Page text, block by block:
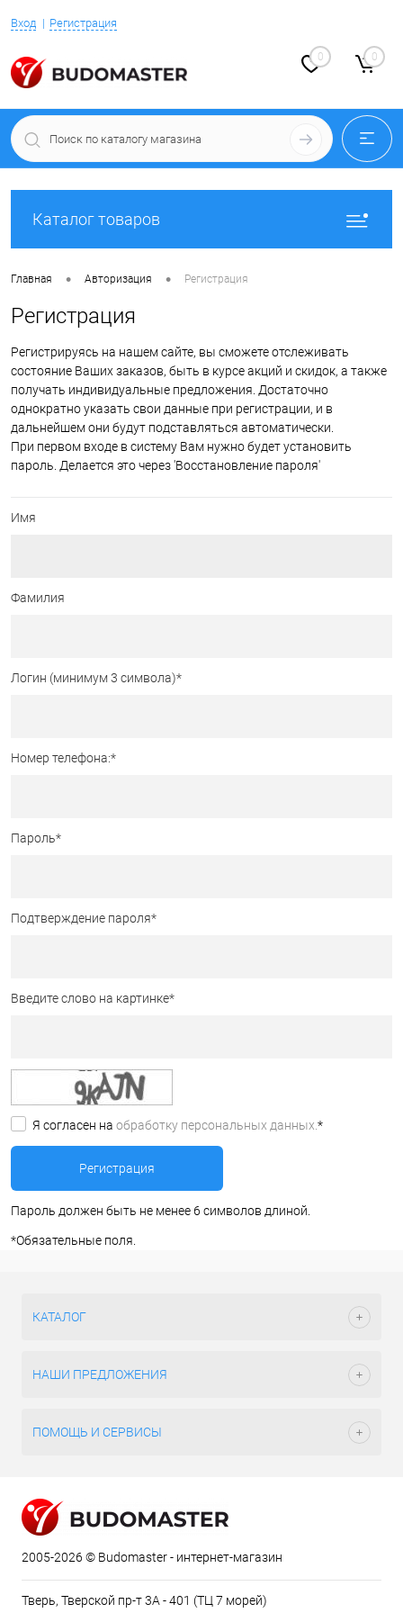
Вход Регистрация
0 0
Каталог товаров
Главная • Авторизация • Регистрация
Регистрация
Регистрируясь на нашем сайте, вы сможете отслеживать
состояние Ваших заказов, быть в курсе акций и скидок, а также
получать индивидуальные предложения. Достаточно
однократно указать свои данные при регистрации, и в
дальнейшем они будут подставляться автоматически.
При первом входе в систему Вам нужно будет установить
пароль. Делается это через 'Восстановление пароля'
Имя
Фамилия
Логин (минимум 3 символа)*
Номер телефона:*
Пароль*
Подтверждение пароля*
Введите слово на картинке*
Я согласен на обработку персональных данных. *
Пароль должен быть не менее 6 символов длиной.
*Обязательные поля.
КАТАЛОГ
НАШИ ПРЕДЛОЖЕНИЯ
ПОМОЩЬ И СЕРВИСЫ
2005-2026 © Budomaster - интернет-магазин
Тверь, Тверской пр-т 3А - 401 (ТЦ 7 морей)